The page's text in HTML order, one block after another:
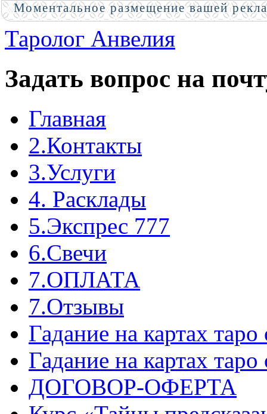
Таролог Анвелия
Задать вопрос на
Главная
2.Контакты
3.Услуги
4. Расклады
5.Экспрес 777
6.Свечи
7.ОПЛАТА
7.Отзывы
Гадание на картах
Гадание на картах
ДОГОВОР-ОФЕРТА
Моментальное размещение вашей